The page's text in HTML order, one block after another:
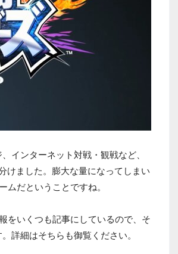
インターネット対戦・観戦など、
けました。膨大な量になってしまい
ムだということですね。
をいくつも記事にしているので、そ
詳細はそちらも御覧ください。